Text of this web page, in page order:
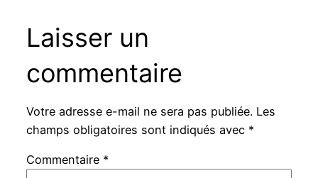
Laisser un
commentaire
Votre adresse e-mail ne sera pas publiée. Les
champs obligatoires sont indiqués avec *
Commentaire *